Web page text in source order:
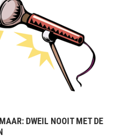
DWEIL NOOIT MET DE